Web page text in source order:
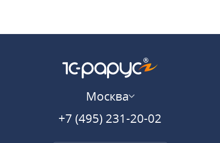
Москва
+7 (495) 231-20-02